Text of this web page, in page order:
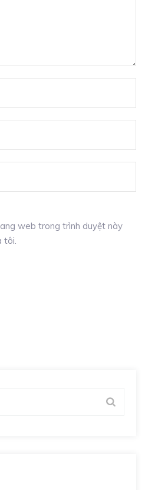
web trong trình duyệt này
tôi.